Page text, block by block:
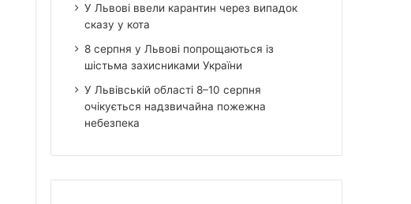
У Львові ввели карантин через випадок
сказу у кота
8 серпня у Львові попрощаються із
шістьма захисниками України
У Львівській області 8–10 серпня
очікується надзвичайна пожежна
небезпека